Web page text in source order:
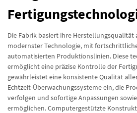
Die Fabrik basiert ihre
modernster Technologie, mit
automatisierten Produktionslinien. Diese
ermöglicht eine präzise Kontrolle der
gewährleistet eine konsistente Qualität
Echtzeit-Überwachungssysteme ein, die
verfolgen und sofortige Anpassungen
ermöglichen. Computergestützte